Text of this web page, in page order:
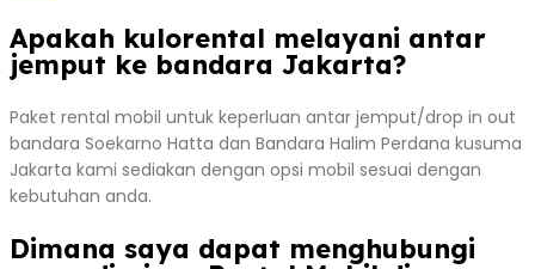
Apakah kulorental melayani antar
jemput ke bandara Jakarta?
Paket rental mobil untuk keperluan antar jemput/drop in out
bandara Soekarno Hatta dan Bandara Halim Perdana kusuma
Jakarta kami sediakan dengan opsi mobil sesuai dengan
kebutuhan anda.
Dimana saya dapat menghubungi